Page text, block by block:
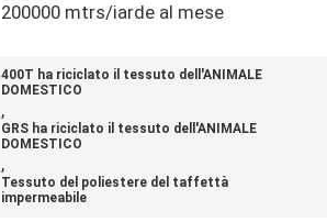
200000 mtrs/iarde al mese
400T ha riciclato il tessuto dell'ANIMALE
DOMESTICO
,
GRS ha riciclato il tessuto dell'ANIMALE
DOMESTICO
,
Tessuto del poliestere del taffettà
impermeabile